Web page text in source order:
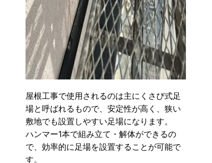
屋根工事で使用されるのは主にくさび式足
場と呼ばれるもので、安定性が高く、狭い
敷地でも設置しやすい足場になります。
ハンマー1本で組み立て・解体ができるの
で、効率的に足場を設置することが可能で
す。